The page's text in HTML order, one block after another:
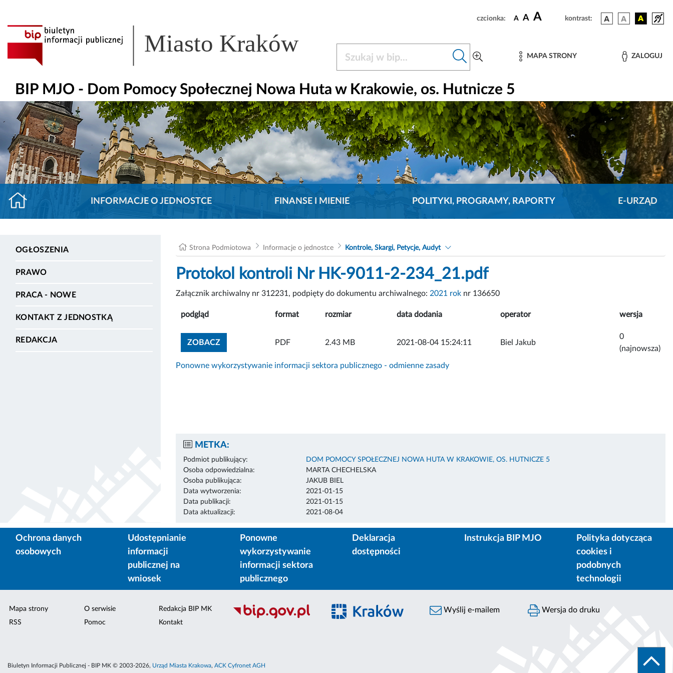
czcionka: A A A kontrast:
Miasto Kraków MAPA STRONY ZALOGUJ
BIP MJO - Dom Pomocy Społecznej Nowa Huta w Krakowie, os. Hutnicze 5
INFORMACJE O JEDNOSTCE FINANSE I MIENIE POLITYKI, PROGRAMY, RAPORTY E-URZĄD
OGŁOSZENIA
PRAWO
PRACA - NOWE
KONTAKT Z JEDNOSTKĄ
REDAKCJA
Strona Podmiotowa Informacje o jednostce Kontrole, Skargi, Petycje, Audyt
Protokol kontroli Nr HK-9011-2-234_21.pdf
Załącznik archiwalny nr 312231, podpięty do dokumentu archiwalnego: 2021 rok nr 136650
podgląd format rozmiar data dodania operator wersja
ZOBACZZOBACZ ZAŁĄCZNIK
PDF 2.43 MB 2021-08-04 15:24:11 Biel Jakub
0
(najnowsza)
Ponowne wykorzystywanie informacji sektora publicznego - odmienne zasady
METKA:
Podmiot publikujący:
DOM POMOCY SPOŁECZNEJ NOWA HUTA W KRAKOWIE, OS. HUTNICZE 5
Osoba odpowiedzialna:
MARTA CHECHELSKA
Osoba publikująca:
JAKUB BIEL
Data wytworzenia:
2021-01-15
Data publikacji:
2021-01-15
Data aktualizacji:
2021-08-04
Ochrona danych
osobowych
Udostępnianie
informacji
publicznej na
wniosek
Ponowne
wykorzystywanie
informacji sektora
publicznego
Deklaracja
dostępności
Instrukcja BIP MJO
Polityka dotycząca
cookies i
podobnych
technologii
Mapa strony
RSS
O serwisie
Pomoc
Redakcja BIP MK
Kontakt
Wyślij e-mailem Wersja do druku
Biuletyn Informacji Publicznej - BIP MK © 2003-2026, Urząd Miasta Krakowa, ACK Cyfronet AGH